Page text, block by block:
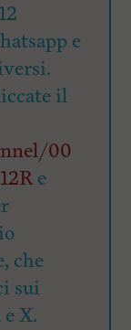
e
il
00
e
che
sui
X.